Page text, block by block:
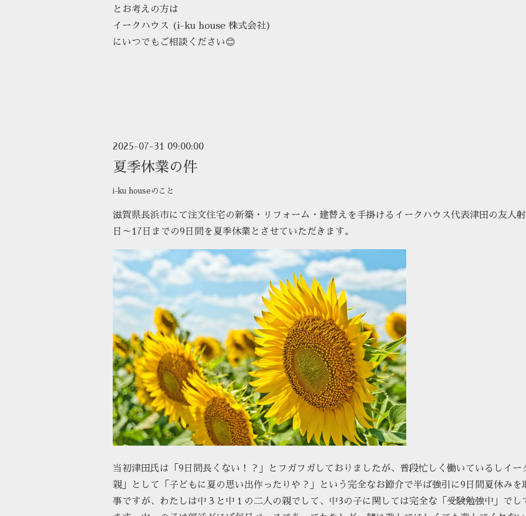
とお考えの方は
イークハウス (i-ku house 株式会社)
にいつでもご相談ください😊
2025-07-31 09:00:00
夏季休業の件
i-ku houseのこと
滋賀県長浜市にて注文住宅の新築・リフォーム・建替えを手掛けるイークハウス代表津田の友人
日～17日までの9日間を夏季休業とさせていただきます。
当初津田氏は「9日間長くない！？」とフガフガしておりましたが、普段忙しく働いているしイ
親」として「子どもに夏の思い出作ったりや？」という完全なお節介で半ば強引に9日間夏休み
事ですが、わたしは中３と中１の二人の親でして、中3の子に関しては完全な「受験勉強中」で